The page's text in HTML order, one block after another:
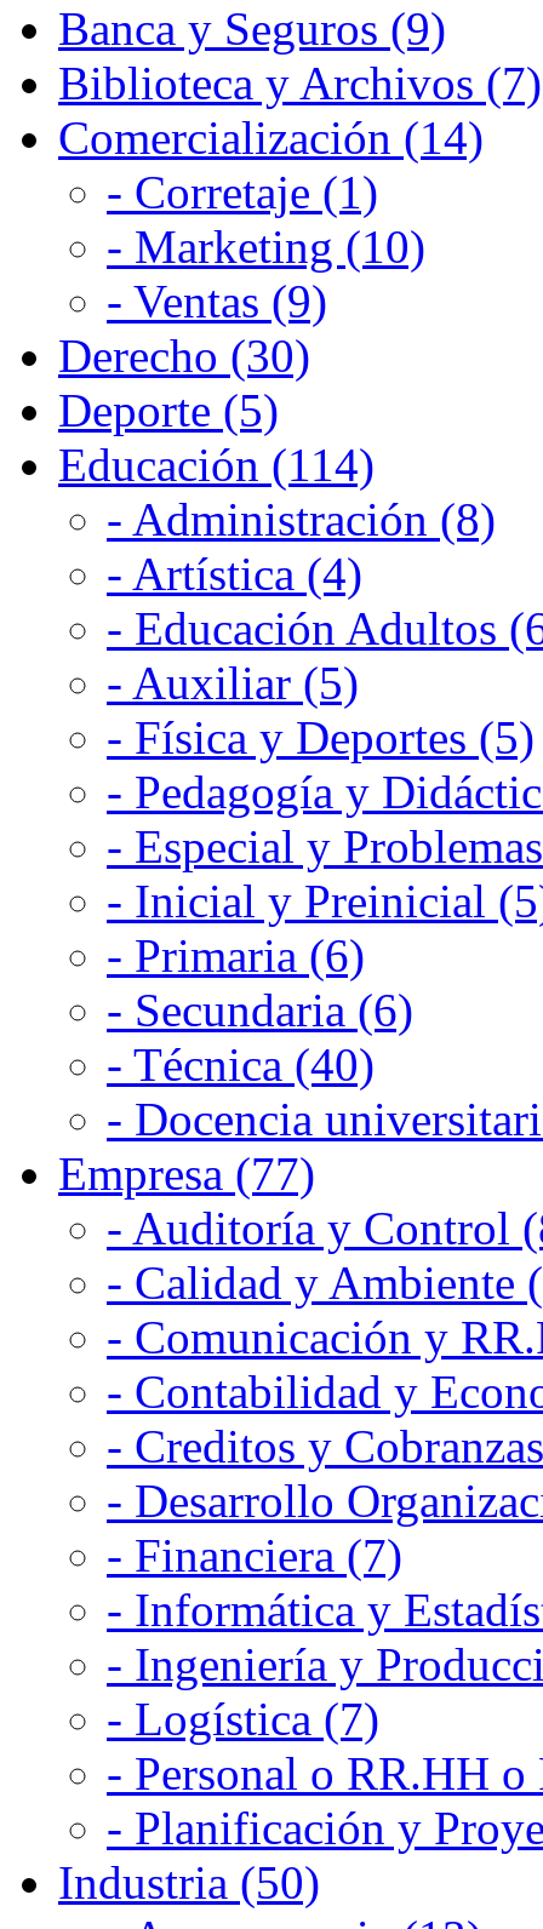
Banca y Seguros (9)
Biblioteca y Archivos (7)
Comercialización (14)
- Corretaje (1)
- Marketing (10)
- Ventas (9)
Derecho (30)
Deporte (5)
Educación (114)
- Administración (8)
- Artística (4)
- Educación Adultos
- Auxiliar (5)
- Física y Deportes (5)
- Pedagogía y
- Especial y
- Inicial y Preinicial
- Primaria (6)
- Secundaria (6)
- Técnica (40)
- Docencia
Empresa (77)
- Auditoría y Control
- Calidad y Ambiente
- Comunicación y
- Contabilidad y
- Creditos y
- Desarrollo
- Financiera (7)
- Informática y
- Ingeniería y
- Logística (7)
- Personal o RR.HH
- Planificación y
Industria (50)